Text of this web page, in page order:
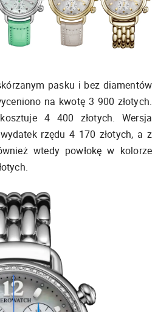
pasku i bez diamentów
na kwotę 3 900 złotych.
4 400 złotych. Wersja
rzędu 4 170 złotych, a z
wtedy powłokę w kolorze